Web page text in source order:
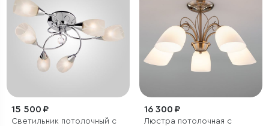
15 500 ₽
Светильник потолочный с
16 300 ₽
Люстра потолочная с